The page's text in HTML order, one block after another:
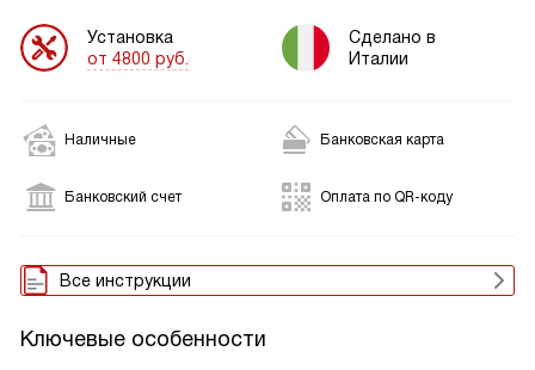
Установка
от 4800 руб.
Сделано в
Италии
Наличные Банковская карта
Банковский счет Оплата по QR-коду
Все инструкции
Ключевые особенности